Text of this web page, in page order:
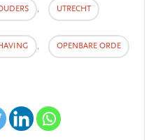
, UTRECHT
, OPENBARE ORDE